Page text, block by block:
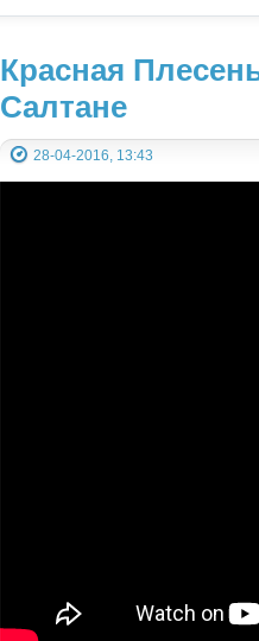
Красная
Салтане
28-04-2016, 13:43